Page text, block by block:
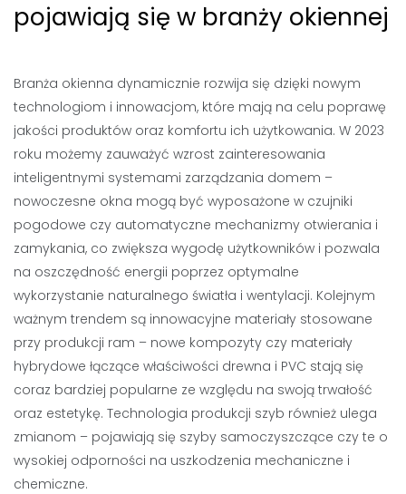
pojawiają się w branży okiennej
Branża okienna dynamicznie rozwija się dzięki nowym
technologiom i innowacjom, które mają na celu poprawę
jakości produktów oraz komfortu ich użytkowania. W 2023
roku możemy zauważyć wzrost zainteresowania
inteligentnymi systemami zarządzania domem –
nowoczesne okna mogą być wyposażone w czujniki
pogodowe czy automatyczne mechanizmy otwierania i
zamykania, co zwiększa wygodę użytkowników i pozwala
na oszczędność energii poprzez optymalne
wykorzystanie naturalnego światła i wentylacji. Kolejnym
ważnym trendem są innowacyjne materiały stosowane
przy produkcji ram – nowe kompozyty czy materiały
hybrydowe łączące właściwości drewna i PVC stają się
coraz bardziej popularne ze względu na swoją trwałość
oraz estetykę. Technologia produkcji szyb również ulega
zmianom – pojawiają się szyby samoczyszczące czy te o
wysokiej odporności na uszkodzenia mechaniczne i
chemiczne.